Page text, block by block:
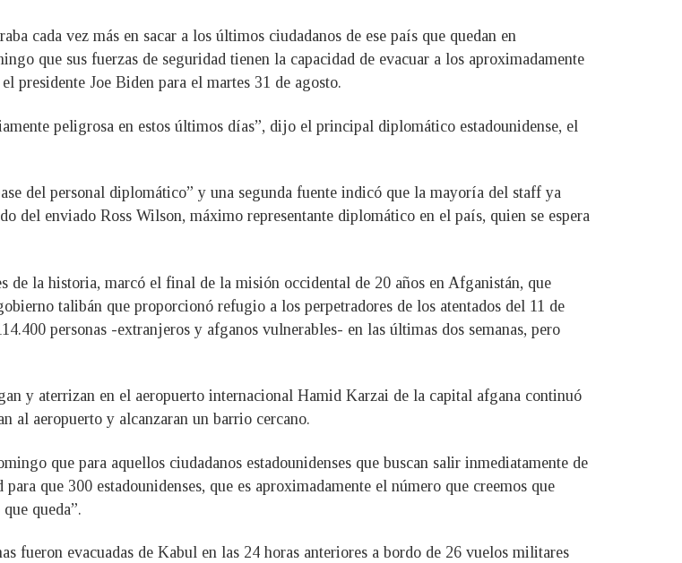
cada vez más en sacar a los últimos ciudadanos de ese país que quedan en
que sus fuerzas de seguridad tienen la capacidad de evacuar a los aproximadamente
presidente Joe Biden para el martes 31 de agosto.
peligrosa en estos últimos días”, dijo el principal diplomático estadounidense, el
del personal diplomático” y una segunda fuente indicó que la mayoría del staff ya
del enviado Ross Wilson, máximo representante diplomático en el país, quien se espera
de la historia, marcó el final de la misión occidental de 20 años en Afganistán, que
talibán que proporcionó refugio a los perpetradores de los atentados del 11 de
personas -extranjeros y afganos vulnerables- en las últimas dos semanas, pero
y aterrizan en el aeropuerto internacional Hamid Karzai de la capital afgana continuó
al aeropuerto y alcanzaran un barrio cercano.
que para aquellos ciudadanos estadounidenses que buscan salir inmediatamente de
que 300 estadounidenses, que es aproximadamente el número que creemos que
queda”.
fueron evacuadas de Kabul en las 24 horas anteriores a bordo de 26 vuelos militares